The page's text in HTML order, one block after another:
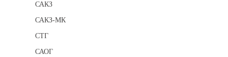
САКЗ
САКЗ-МК
СТГ
САОГ